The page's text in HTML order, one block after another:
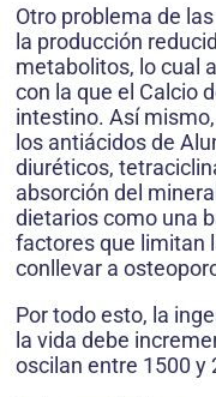
Otro problema de
la producción
metabolitos, lo cual
con la que el Calcio
intestino. Así
los antiácidos de
diuréticos,
absorción del
dietarios como una
factores que limitan
conllevar a
Por todo esto, la
la vida debe
oscilan entre 1500 y